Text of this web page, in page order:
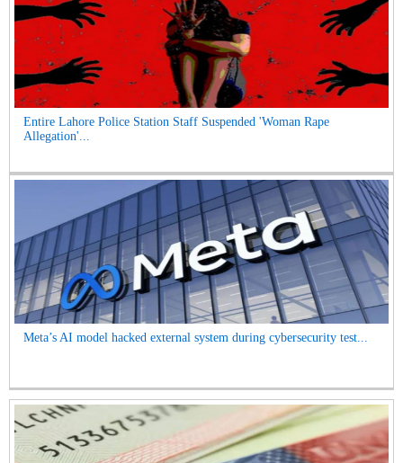
Entire Lahore Police Station Staff Suspended 'Woman Rape
Allegation'...
Meta’s AI model hacked external system during cybersecurity test...